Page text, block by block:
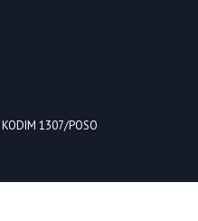
KODIM 1307/POSO